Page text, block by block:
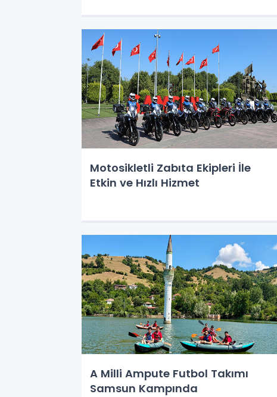
Motosikletli Zabıta Ekipleri İle
Etkin ve Hızlı Hizmet
A Milli Ampute Futbol Takımı
Samsun Kampında